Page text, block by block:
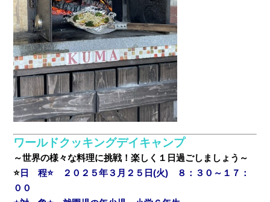
ワールドクッキングデイキャンプ
～世界の様々な料理に挑戦！楽しく１日過ごしましょう～
⭐ 日 程⭐ ２０２５年３月２５日(火) ８：３０～１７：
００